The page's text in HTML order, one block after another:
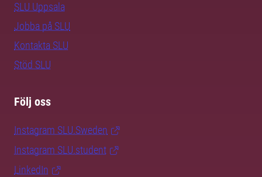
SLU Uppsala
Jobba på SLU
Kontakta SLU
Stöd SLU
Följ oss
Instagram SLU.Sweden
Instagram SLU.student
LinkedIn